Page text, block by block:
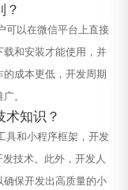
？
可以在微信平台上直接
和安装才能使用，并
的成本更低，开发周期
。
术知识？
具和小程序框架，开发
技术。此外，开发人
确保开发出高质量的小